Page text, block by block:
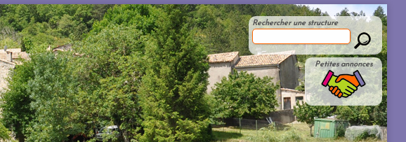
Rechercher une structure
Petites annonces